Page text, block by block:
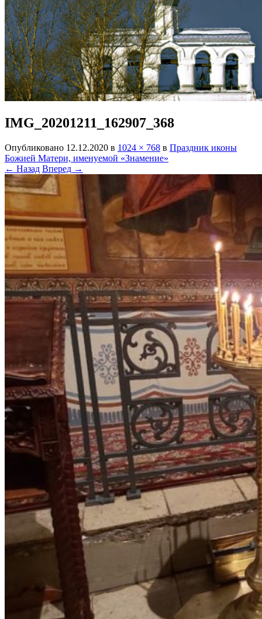
IMG_20201211_162907_368
Опубликовано 12.12.2020 в 1024 × 768 в Праздник иконы
Божией Матери, именуемой «Знамение»
← Назад Вперед →